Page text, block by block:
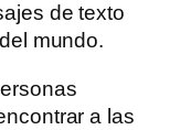
de texto
mundo.
a las